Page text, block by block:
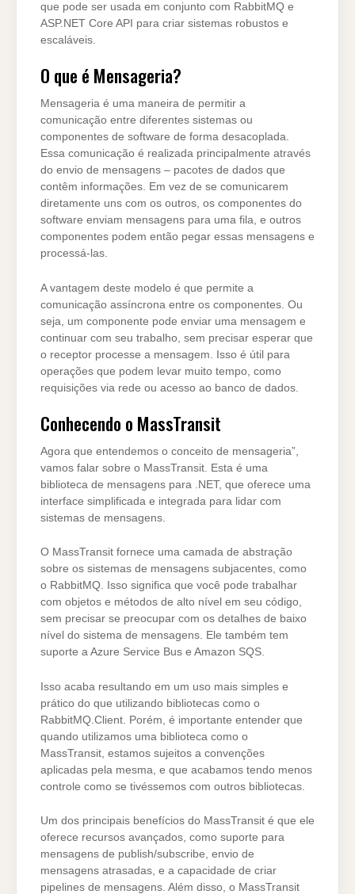
que pode ser usada em conjunto com RabbitMQ e
ASP.NET Core API para criar sistemas robustos e
escaláveis.
O que é Mensageria?
Mensageria é uma maneira de permitir a
comunicação entre diferentes sistemas ou
componentes de software de forma desacoplada.
Essa comunicação é realizada principalmente através
do envio de mensagens – pacotes de dados que
contêm informações. Em vez de se comunicarem
diretamente uns com os outros, os componentes do
software enviam mensagens para uma fila, e outros
componentes podem então pegar essas mensagens e
processá-las.
A vantagem deste modelo é que permite a
comunicação assíncrona entre os componentes. Ou
seja, um componente pode enviar uma mensagem e
continuar com seu trabalho, sem precisar esperar que
o receptor processe a mensagem. Isso é útil para
operações que podem levar muito tempo, como
requisições via rede ou acesso ao banco de dados.
Conhecendo o MassTransit
Agora que entendemos o conceito de mensageria”,
vamos falar sobre o MassTransit. Esta é uma
biblioteca de mensagens para .NET, que oferece uma
interface simplificada e integrada para lidar com
sistemas de mensagens.
O MassTransit fornece uma camada de abstração
sobre os sistemas de mensagens subjacentes, como
o RabbitMQ. Isso significa que você pode trabalhar
com objetos e métodos de alto nível em seu código,
sem precisar se preocupar com os detalhes de baixo
nível do sistema de mensagens. Ele também tem
suporte a Azure Service Bus e Amazon SQS.
Isso acaba resultando em um uso mais simples e
prático do que utilizando bibliotecas como o
RabbitMQ.Client. Porém, é importante entender que
quando utilizamos uma biblioteca como o
MassTransit, estamos sujeitos a convenções
aplicadas pela mesma, e que acabamos tendo menos
controle como se tivéssemos com outros bibliotecas.
Um dos principais benefícios do MassTransit é que ele
oferece recursos avançados, como suporte para
mensagens de publish/subscribe, envio de
mensagens atrasadas, e a capacidade de criar
pipelines de mensagens. Além disso, o MassTransit